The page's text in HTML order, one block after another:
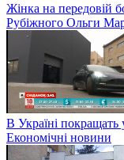
Жінка на передовій
Рубіжного Ольги
В Україні покращать
Економічні новини